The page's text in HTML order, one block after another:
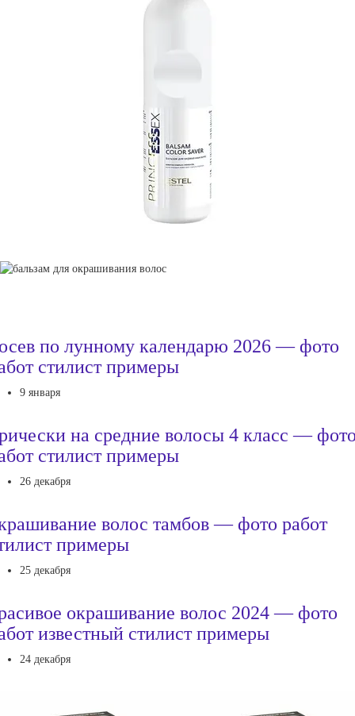
по лунному календарю 2026 — фото
стилист примеры
9 января
на средние волосы 4 класс —
стилист примеры
26 декабря
волос тамбов — фото работ
примеры
25 декабря
окрашивание волос 2024 — фото
известный стилист примеры
24 декабря